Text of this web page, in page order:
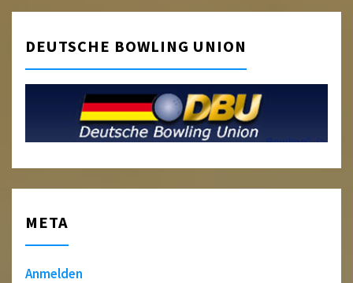
DEUTSCHE BOWLING UNION
META
Anmelden